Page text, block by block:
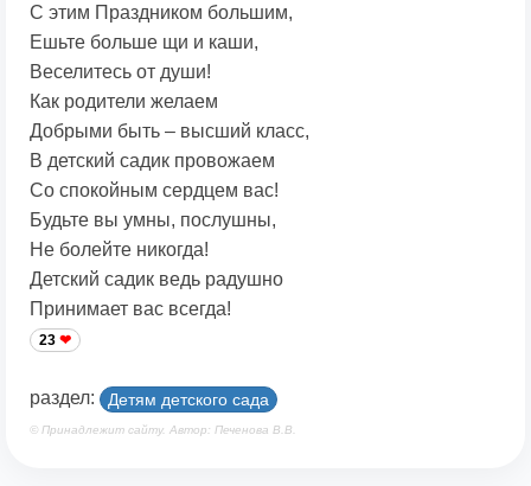
С этим Праздником большим,
Ешьте больше щи и каши,
Веселитесь от души!
Как родители желаем
Добрыми быть – высший класс,
В детский садик провожаем
Со спокойным сердцем вас!
Будьте вы умны, послушны,
Не болейте никогда!
Детский садик ведь радушно
Принимает вас всегда!
23
раздел: Детям детского сада
© Принадлежит сайту. Автор: Печенова В.В.